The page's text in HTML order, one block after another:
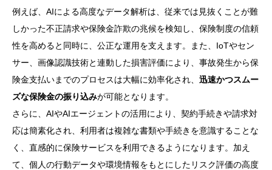
例えば、AIによる高度なデータ解析は、従来では見抜くことが難
しかった不正請求や保険金詐欺の兆候を検知し、保険制度の信頼
性を高めると同時に、公正な運用を支えます。また、IoTやセン
サー、画像認識技術と連動した損害評価により、事故発生から保
険金支払いまでのプロセスは大幅に効率化され、 迅速かつスムー
ズな保険金の振り込みが可能となります。
さらに、AIやAIエージェントの活用により、契約手続きや請求対
応は簡素化され、利用者は複雑な書類や手続きを意識することな
く、直感的に保険サービスを利用できるようになります。加え
て、個人の行動データや環境情報をもとにしたリスク評価の高度